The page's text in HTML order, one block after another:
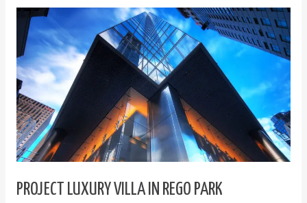
PROJECT LUXURY VILLA IN REGO PARK
Project
Luxury
Villa
in
Rego
Park